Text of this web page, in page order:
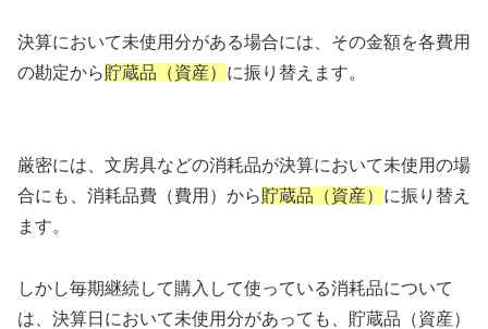
決算において未使用分がある場合には、その金額を各費用
の勘定から貯蔵品（資産） に振り替えます。
厳密には、文房具などの消耗品が決算において未使用の場
合にも、消耗品費（費用）から貯蔵品（資産） に振り替え
ます。
しかし毎期継続して購入して使っている消耗品について
は、決算日において未使用分があっても、貯蔵品（資産）